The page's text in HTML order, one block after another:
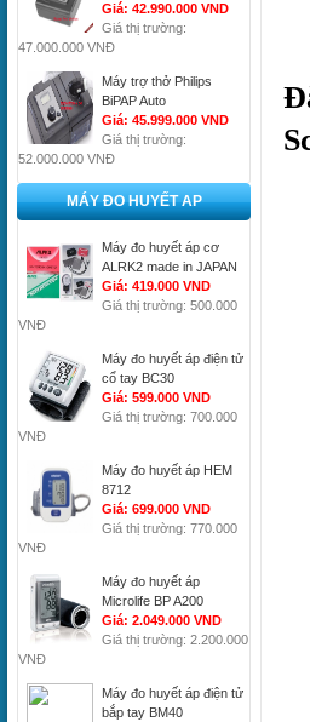
Giá: 42.990.000 VND
Giá thị trường:
47.000.000 VNĐ
Máy trợ thở Philips
BiPAP Auto
Giá: 45.999.000 VND
Giá thị trường:
52.000.000 VNĐ
MÁY ĐO HUYẾT AP
Máy đo huyết áp cơ
ALRK2 made in JAPAN
Giá: 419.000 VND
Giá thị trường: 500.000
VNĐ
Máy đo huyết áp điện tử
cổ tay BC30
Giá: 599.000 VND
Giá thị trường: 700.000
VNĐ
Máy đo huyết áp HEM
8712
Giá: 699.000 VND
Giá thị trường: 770.000
VNĐ
Máy đo huyết áp
Microlife BP A200
Giá: 2.049.000 VND
Giá thị trường: 2.200.000
VNĐ
Máy đo huyết áp điện tử
bắp tay BM40